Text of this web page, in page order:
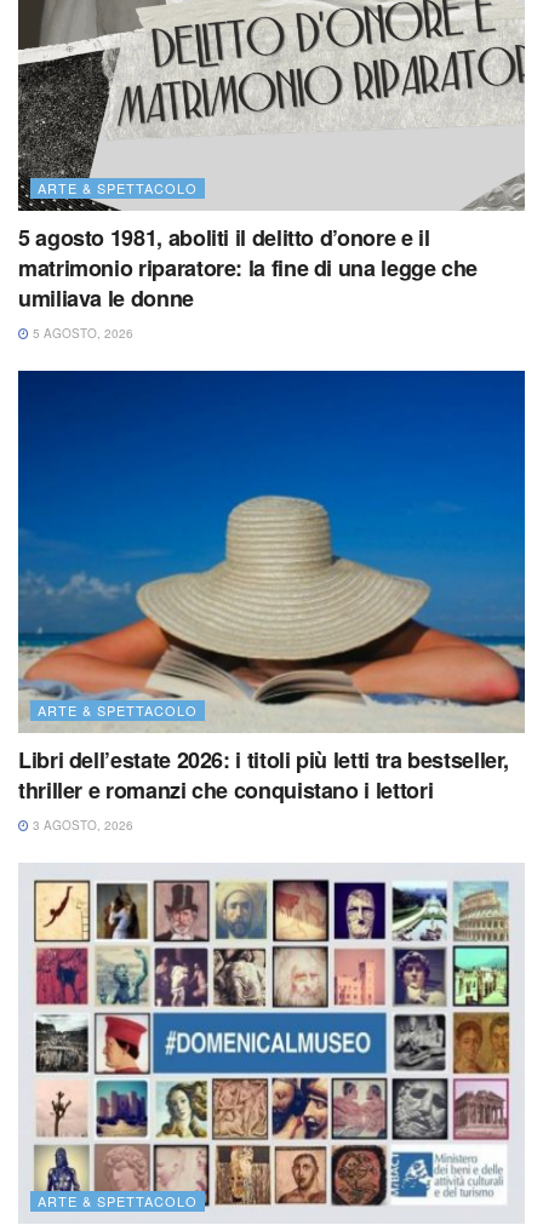
ARTE & SPETTACOLO
5 agosto 1981, aboliti il delitto d’onore e il
matrimonio riparatore: la fine di una legge che
umiliava le donne
5 AGOSTO, 2026
ARTE & SPETTACOLO
Libri dell’estate 2026: i titoli più letti tra bestseller,
thriller e romanzi che conquistano i lettori
3 AGOSTO, 2026
ARTE & SPETTACOLO